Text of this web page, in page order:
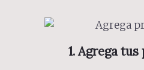
1. Agrega